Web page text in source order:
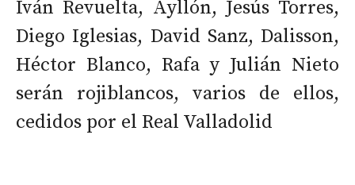
Iván Revuelta, Ayllón, Jesús Torres,
Diego Iglesias, David Sanz, Dalisson,
Héctor Blanco, Rafa y Julián Nieto
serán rojiblancos, varios de ellos,
cedidos por el Real Valladolid